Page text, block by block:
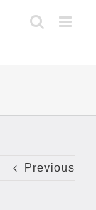
Previous